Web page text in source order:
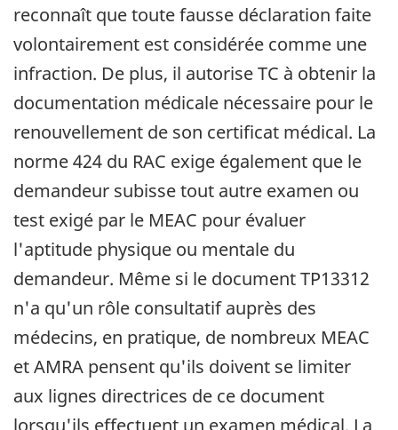
reconnaît que toute fausse déclaration faite
volontairement est considérée comme une
infraction. De plus, il autorise TC à obtenir la
documentation médicale nécessaire pour le
renouvellement de son certificat médical. La
norme 424 du RAC exige également que le
demandeur subisse tout autre examen ou
test exigé par le MEAC pour évaluer
l'aptitude physique ou mentale du
demandeur. Même si le document TP13312
n'a qu'un rôle consultatif auprès des
médecins, en pratique, de nombreux MEAC
et AMRA pensent qu'ils doivent se limiter
aux lignes directrices de ce document
lorsqu'ils effectuent un examen médical. La